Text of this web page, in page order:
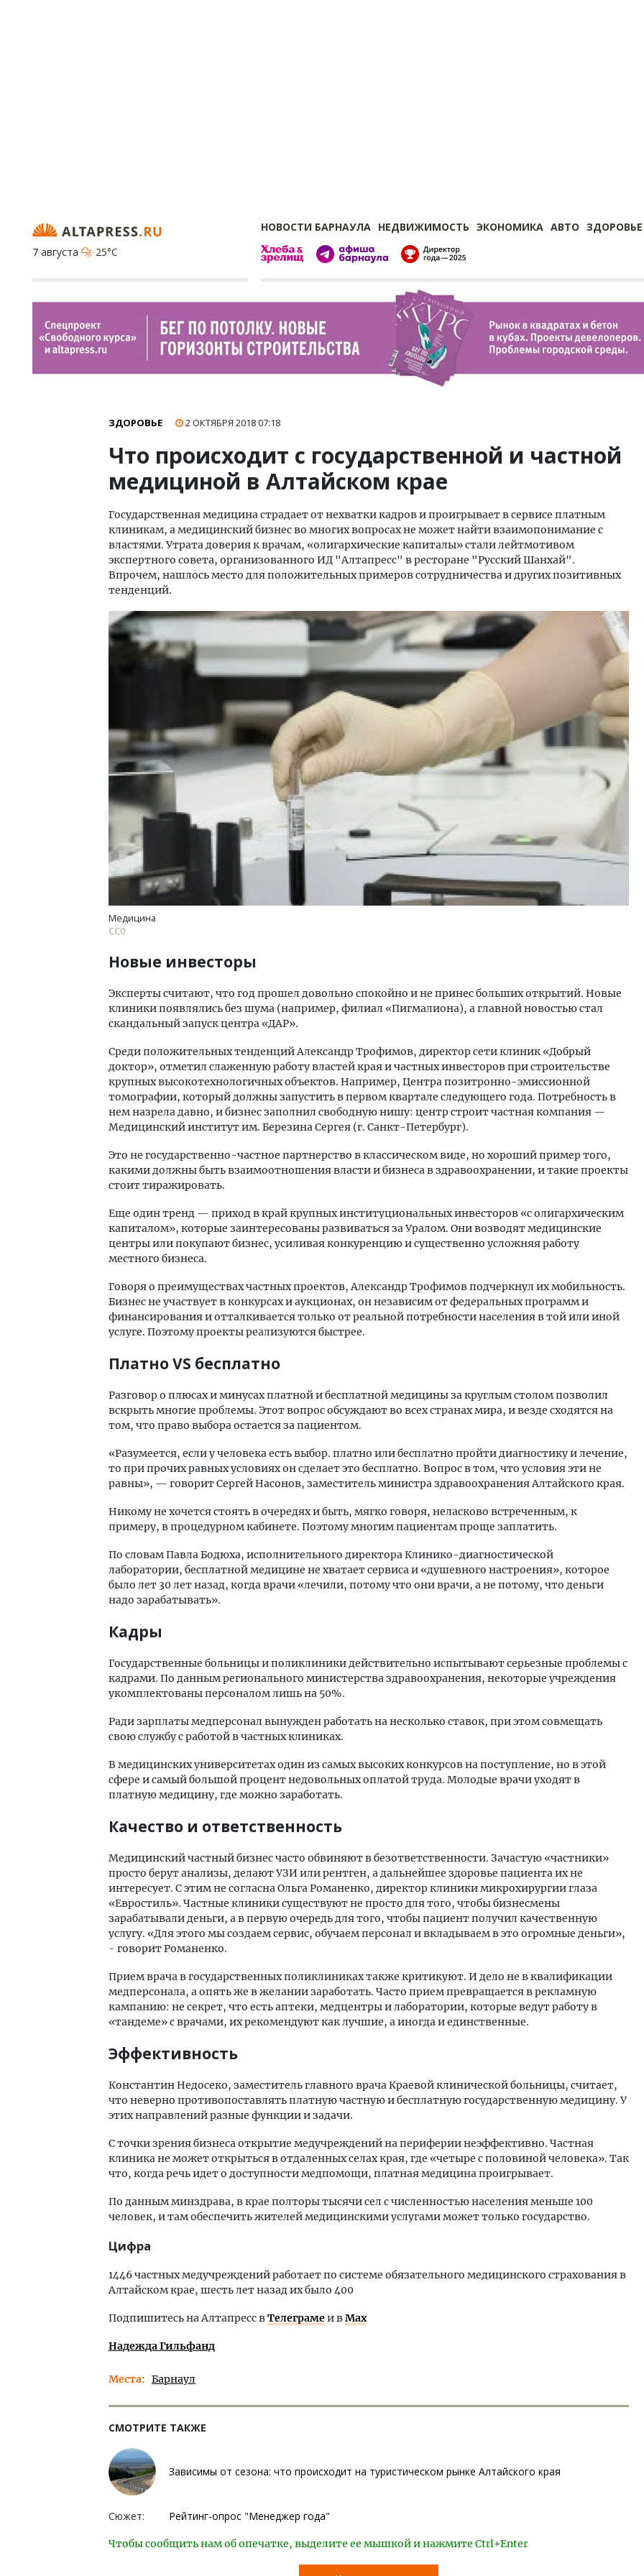
НОВОСТИ БАРНАУЛА НЕДВИЖИМОСТЬ ЭКОНОМИКА АВТО ЗДОРОВЬЕ
7 августа
25°C
ЗДОРОВЬЕ 2 ОКТЯБРЯ 201807:18
Что происходит с государственной и частной
медициной в Алтайском крае
Государственная медицина страдает от нехватки кадров и проигрывает в сервисе платным
клиникам, а медицинский бизнес во многих вопросах не может найти взаимопонимание с
властями. Утрата доверия к врачам, «олигархические капиталы» стали лейтмотивом
экспертного совета, организованного ИД "Алтапресс" в ресторане "Русский Шанхай".
Впрочем, нашлось место для положительных примеров сотрудничества и других позитивных
тенденций.
Медицина
СС0
Новые инвесторы
Эксперты считают, что год прошел довольно спокойно и не принес больших открытий. Новые
клиники появлялись без шума (например, филиал «Пигмалиона), а главной новостью стал
скандальный запуск центра «ДАР».
Среди положительных тенденций Александр Трофимов, директор сети клиник «Добрый
доктор», отметил слаженную работу властей края и частных инвесторов при строительстве
крупных высокотехнологичных объектов. Например, Центра позитронно-эмиссионной
томографии, который должны запустить в первом квартале следующего года. Потребность в
нем назрела давно, и бизнес заполнил свободную нишу: центр строит частная компания —
Медицинский институт им. Березина Сергея (г. Санкт-Петербург).
Это не государственно-частное партнерство в классическом виде, но хороший пример того,
какими должны быть взаимоотношения власти и бизнеса в здравоохранении, и такие проекты
стоит тиражировать.
Еще один тренд — приход в край крупных институциональных инвесторов «с олигархическим
капиталом», которые заинтересованы развиваться за Уралом. Они возводят медицинские
центры или покупают бизнес, усиливая конкуренцию и существенно усложняя работу
местного бизнеса.
Говоря о преимуществах частных проектов, Александр Трофимов подчеркнул их мобильность.
Бизнес не участвует в конкурсах и аукционах, он независим от федеральных программ и
финансирования и отталкивается только от реальной потребности населения в той или иной
услуге. Поэтому проекты реализуются быстрее.
Платно VS бесплатно
Разговор о плюсах и минусах платной и бесплатной медицины за круглым столом позволил
вскрыть многие проблемы. Этот вопрос обсуждают во всех странах мира, и везде сходятся на
том, что право выбора остается за пациентом.
«Разумеется, если у человека есть выбор. платно или бесплатно пройти диагностику и лечение,
то при прочих равных условиях он сделает это бесплатно. Вопрос в том, что условия эти не
равны», — говорит Сергей Насонов, заместитель министра здравоохранения Алтайского края.
Никому не хочется стоять в очередях и быть, мягко говоря, неласково встреченным, к
примеру, в процедурном кабинете. Поэтому многим пациентам проще заплатить.
По словам Павла Бодюха, исполнительного директора Клинико-диагностической
лаборатории, бесплатной медицине не хватает сервиса и «душевного настроения», которое
было лет 30 лет назад, когда врачи «лечили, потому что они врачи, а не потому, что деньги
надо зарабатывать».
Кадры
Государственные больницы и поликлиники действительно испытывают серьезные проблемы с
кадрами. По данным регионального министерства здравоохранения, некоторые учреждения
укомплектованы персоналом лишь на 50%.
Ради зарплаты медперсонал вынужден работать на несколько ставок, при этом совмещать
свою службу с работой в частных клиниках.
В медицинских университетах один из самых высоких конкурсов на поступление, но в этой
сфере и самый большой процент недовольных оплатой труда. Молодые врачи уходят в
платную медицину, где можно заработать.
Качество и ответственность
Медицинский частный бизнес часто обвиняют в безответственности. Зачастую «частники»
просто берут анализы, делают УЗИ или рентген, а дальнейшее здоровье пациента их не
интересует. С этим не согласна Ольга Романенко, директор клиники микрохирургии глаза
«Евростиль». Частные клиники существуют не просто для того, чтобы бизнесмены
зарабатывали деньги, а в первую очередь для того, чтобы пациент получил качественную
услугу. «Для этого мы создаем сервис, обучаем персонал и вкладываем в это огромные деньги»,
- говорит Романенко.
Прием врача в государственных поликлиниках также критикуют. И дело не в квалификации
медперсонала, а опять же в желании заработать. Часто прием превращается в рекламную
кампанию: не секрет, что есть аптеки, медцентры и лаборатории, которые ведут работу в
«тандеме» с врачами, их рекомендуют как лучшие, а иногда и единственные.
Эффективность
Константин Недосеко, заместитель главного врача Краевой клинической больницы, считает,
что неверно противопоставлять платную частную и бесплатную государственную медицину. У
этих направлений разные функции и задачи.
С точки зрения бизнеса открытие медучреждений на периферии неэффективно. Частная
клиника не может открыться в отдаленных селах края, где «четыре с половиной человека». Так
что, когда речь идет о доступности медпомощи, платная медицина проигрывает.
По данным минздрава, в крае полторы тысячи сел с численностью населения меньше 100
человек, и там обеспечить жителей медицинскими услугами может только государство.
Цифра
1446 частных медучреждений работает по системе обязательного медицинского страхования в
Алтайском крае, шесть лет назад их было 400
Подпишитесь на Алтапресс вТелеграмеи вMax
Надежда Гильфанд
Места Барнаул
СМОТРИТЕ ТАКЖЕ
Зависимы от сезона: что происходит на туристическом рынке Алтайского края
Сюжет: Рейтинг-опрос "Менеджер года"
Чтобы сообщить нам об опечатке, выделите ее мышкой и нажмите Ctrl+Enter
Смелость архитектурных идей.
Генеральный директор компании
ЗИАС — об эстетике городов,
трендах в фасадах и развитии рынка
СТРОИТЕЛЬСТВО
Ищем новые берега.
«Жилищной инициативы»
Гатилов — о том, как
оставаться на плаву,
СТРОИТЕЛЬСТВО